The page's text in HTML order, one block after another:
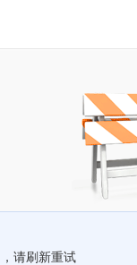
请刷新重试